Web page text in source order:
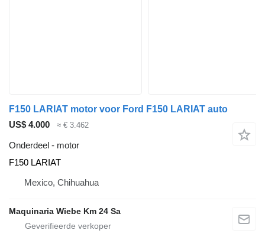
F150 LARIAT motor voor Ford F150 LARIAT auto
US$ 4.000
≈ € 3.462
Onderdeel - motor
F150 LARIAT
Mexico, Chihuahua
Maquinaria Wiebe Km 24 Sa